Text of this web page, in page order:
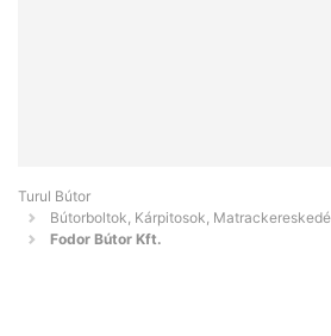
Turul Bútor
Bútorboltok, Kárpitosok,
Fodor Bútor Kft.